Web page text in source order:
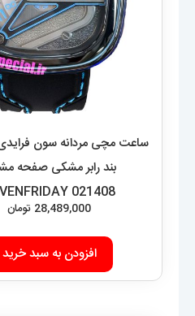
ساعت مچی مردانه سون
بند رابر مشکی صفحه
021408
28,489,000 تومان
افزودن به سبد خرید